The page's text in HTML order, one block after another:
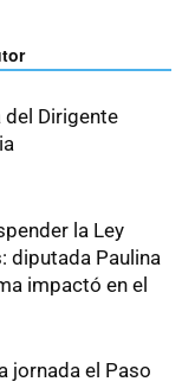
del Dirigente
la Ley
diputada Paulina
impactó en el
jornada el Paso